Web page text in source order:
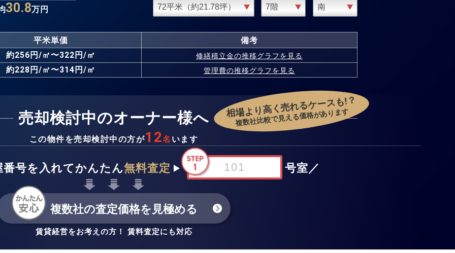
30.8万円
平米単価
備考
約256円/㎡〜322円/㎡
修繕積立金の推移グラフを見る
約228円/㎡〜314円/㎡ 管理費の推移グラフを見る
売却検討中のオーナー様へ
この物件を売却検討中の方が12名 います
号を入れてかんたん無料査定 号室 ／
複数社の査定価格を見極める
相場より高く売れるケースも!？
複数社比較で見える価格があります
賃貸経営をお考えの方！ 賃料査定にも対応